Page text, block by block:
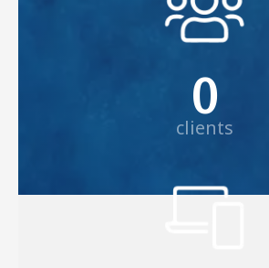
0
clients